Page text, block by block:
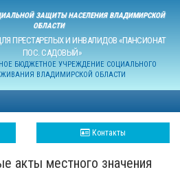
ЗАЩИТЫ НАСЕЛЕНИЯ ВЛАДИМИРСКОЙ
ОБЛАСТИ
ПРЕСТАРЕЛЫХ И ИНВАЛИДОВ «ПАНСИОНАТ
ПОС. САДОВЫЙ»
БЮДЖЕТНОЕ УЧРЕЖДЕНИЕ СОЦИАЛЬНОГО
ВЛАДИМИРСКОЙ ОБЛАСТИ
Контакты
акты местного значения